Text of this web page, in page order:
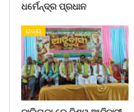
ଧର୍ମେନ୍ଦ୍ର ପ୍ରଧାନ
ରାଜ୍ୟ